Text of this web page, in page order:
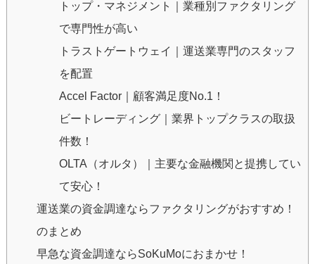
トップ・マネジメント｜業種別ファクタリング
で専門性が高い
トラストゲートウェイ｜運送業専門のスタッフ
を配置
Accel Factor｜顧客満足度No.1！
ビートレーディング｜業界トップクラスの取扱
件数！
OLTA（オルタ）｜主要な金融機関と提携してい
て安心！
運送業の資金調達ならファクタリングがおすすめ！
のまとめ
早急な資金調達ならSoKuMoにおまかせ！